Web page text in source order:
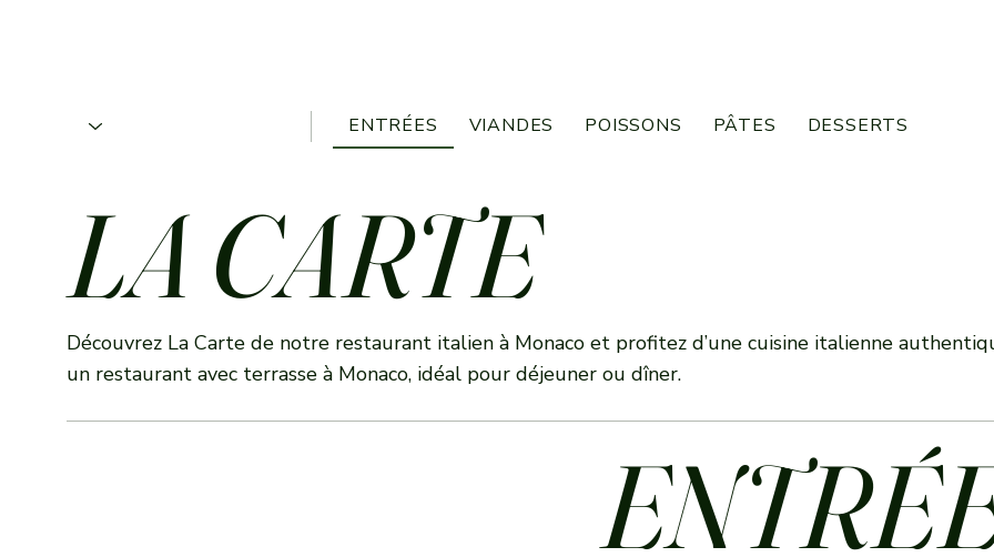
LA CARTE
Découvrez La Carte de notre restaurant italien à Monaco et profitez d’une cuisine italienne
un restaurant avec terrasse à Monaco, idéal pour déjeuner ou dîner.
ENTRÉES VIANDES POISSONS PÂTES DESSERTS